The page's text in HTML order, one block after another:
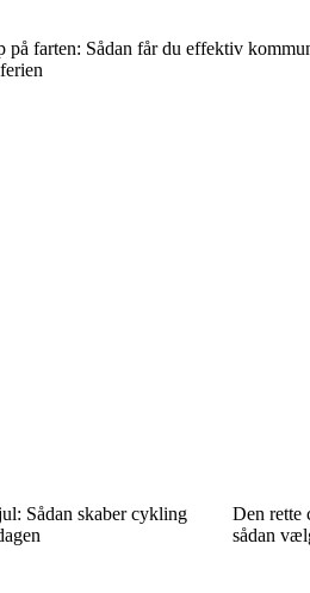
på farten: Sådan får du effektiv
Sådan skaber cykling
Den rette
sådan